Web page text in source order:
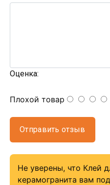
Оценка:
Плохой товар
Отправить отзыв
Не уверены, что Клей
керамогранита вам